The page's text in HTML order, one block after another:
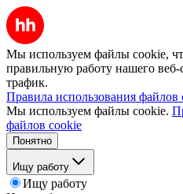
Мы используем файлы cookie,
правильную работу нашего веб-
трафик.
Правила использования файлов
Мы используем файлы cookie.
файлов cookie
Понятно
Ищу работу
Ищу работу